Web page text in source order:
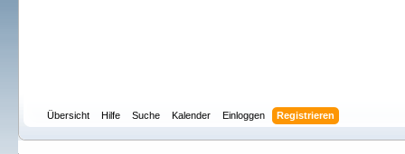
Übersicht Hilfe Suche Kalender Einloggen Registrieren